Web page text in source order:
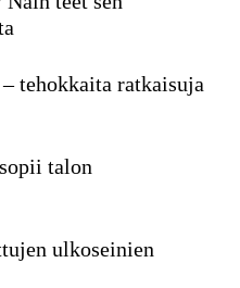
tehokkaita ratkaisuja
talon
ulkoseinien